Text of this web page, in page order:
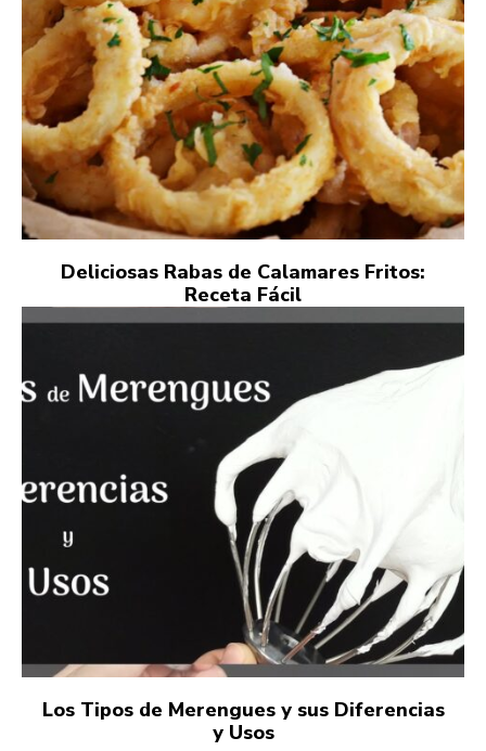
Deliciosas Rabas de Calamares Fritos:
Receta Fácil
Los Tipos de Merengues y sus Diferencias
y Usos